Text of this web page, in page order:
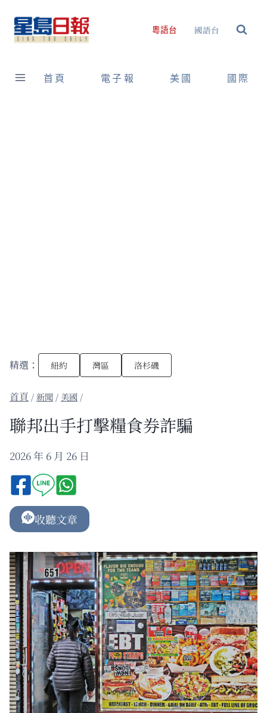
content
粵語台 國語台
首頁 電子報 美國 國際
精選： 紐約 灣區 洛杉磯
/新聞 / 美國 /
聯邦出手打擊糧食券詐騙
2026 年 6 月 26 日
收聽文章